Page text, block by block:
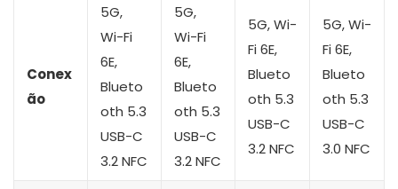
Conex
ão
5G,
Wi-Fi
6E,
Blueto
oth 5.3
USB-C
3.2 NFC
5G,
Wi-Fi
6E,
Blueto
oth 5.3
USB-C
3.2 NFC
5G, Wi-
Fi 6E,
Blueto
oth 5.3
USB-C
3.2 NFC
5G, Wi-
Fi 6E,
Blueto
oth 5.3
USB-C
3.0 NFC